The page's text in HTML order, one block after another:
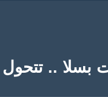
بسلا ..